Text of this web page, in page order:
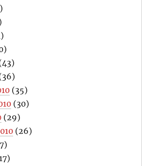
(35)
(30)
(29)
(26)